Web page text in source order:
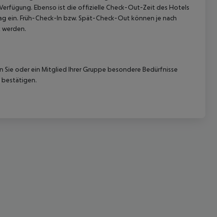
Ebenso ist die offizielle Check-Out-Zeit des Hotels
ein. Früh-Check-In bzw. Spät-Check-Out können je nach
werden.
oder ein Mitglied Ihrer Gruppe besondere Bedürfnisse
bestätigen.